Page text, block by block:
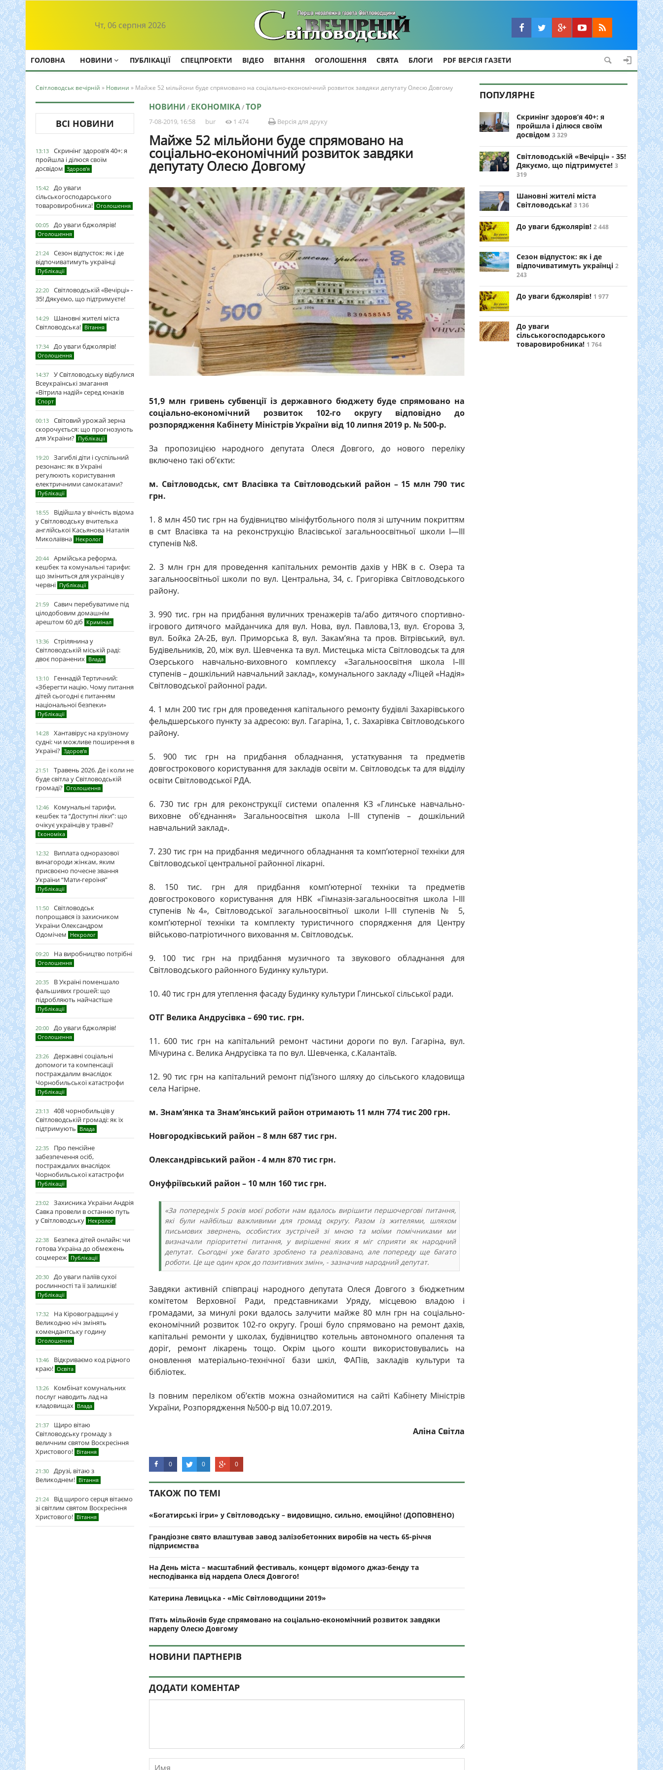
Чт, 06 серпня 2026
ГОЛОВНА НОВИНИ ПУБЛІКАЦІЇ СПЕЦПРОЕКТИ ВІДЕО ВІТАННЯ ОГОЛОШЕННЯ СВЯТА БЛОГИ PDF ВЕРСІЯ ГАЗЕТИ
Світловодськ вечірній » Новини » Майже 52 мільйони буде спрямовано на соціально-економічний розвиток завдяки депутату Олесю Довгому
ВСІ НОВИНИ
13:13
Скринінг здоров’я 40+: я
пройшла і ділюся своїм
досвідом Здоров'я
15:42
До уваги
сільськогосподарського
товаровиробника! Оголошення
00:05 До уваги бджолярів!
Оголошення
21:24
Сезон відпусток: як і де
відпочиватимуть українці
Публікації
22:20
Світловодській «Вечірці» -
35! Дякуємо, що підтримуєте!
14:29
Шановні жителі міста
Світловодська! Вітання
17:34 До уваги бджолярів!
Оголошення
14:37
У Світловодську відбулися
Всеукраїнські змагання
«Вітрила надій» серед юнаків
Спорт
00:13
Світовий урожай зерна
скорочується: що прогнозують
для України? Публікації
19:20
Загиблі діти і суспільний
резонанс: як в Україні
регулюють користування
електричними самокатами?
Публікації
18:55
Відійшла у вічність відома
у Світловодську вчителька
англійської Касьянова Наталія
Миколаївна Некролог
20:44
Армійська реформа,
кешбек та комунальні тарифи:
що зміниться для українців у
червні Публікації
21:59
Савич перебуватиме під
цілодобовим домашнім
арештом 60 діб Кримінал
13:36
Стрілянина у
Світловодській міській раді:
двоє поранених Влада
13:10
Геннадій Тертичний:
«Зберегти націю. Чому питання
дітей сьогодні є питанням
національної безпеки»
Публікації
14:28
Хантавірус на круїзному
судні: чи можливе поширення в
Україні? Здоров'я
21:51
Травень 2026. Де і коли не
буде світла у Світловодській
громаді? Оголошення
12:46
Комунальні тарифи,
кешбек та “Доступні ліки”: що
очікує українців у травні?
Економіка
12:32
Виплата одноразової
винагороди жінкам, яким
присвоєно почесне звання
України “Мати-героїня”
Публікації
11:50
Світловодськ
попрощався із захисником
України Олександром
Одомічем Некролог
09:20 На виробництво потрібні
Оголошення
20:35
В Україні поменшало
фальшивих грошей: що
підробляють найчастіше
Публікації
20:00 До уваги бджолярів!
Оголошення
23:26
Державні соціальні
допомоги та компенсації
постраждалим внаслідок
Чорнобильської катастрофи
Публікації
23:13
408 чорнобильців у
Світловодській громаді: як їх
підтримують Влада
22:35
Про пенсійне
забезпечення осіб,
постраждалих внаслідок
Чорнобильської катастрофи
Публікації
23:02
Захисника України Андрія
Савка провели в останню путь
у Світловодську Некролог
22:38
Безпека дітей онлайн: чи
готова Україна до обмежень
соцмереж Публікації
20:30
До уваги паліїв сухої
рослинності та її залишків!
Публікації
17:32
На Кіровоградщині у
Великодню ніч змінять
комендантську годину
Оголошення
13:46
Відкриваємо код рідного
краю! Освіта
13:26
Комбінат комунальних
послуг наводить лад на
кладовищах Влада
21:37
Щиро вітаю
Світловодську громаду з
величним святом Воскресіння
Христового! Вітання
21:30
Друзі, вітаю з
Великоднем! Вітання
21:24
Від щирого серця вітаємо
зі світлим святом Воскресіння
Христового! Вітання
НОВИНИ / ЕКОНОМІКА/TOP
7-08-2019, 16:58 bur 1 474 Версія для друку
Майже 52 мільйони буде спрямовано на
соціально-економічний розвиток завдяки
депутату Олесю Довгому
51,9 млн гривень субвенції із державного бюджету буде спрямовано на
соціально-економічний розвиток 102-го округу відповідно до
розпорядження Кабінету Міністрів України від 10 липня 2019 р. № 500-р.
За пропозицією народного депутата Олеся Довгого, до нового переліку
включено такі об’єкти:
м. Світловодськ, смт Власівка та Світловодський район – 15 млн 790 тис
грн.
1. 8 млн 450 тис грн на будівництво мініфутбольного поля зі штучним покриттям
в смт Власівка та на реконструкцію Власівської загальноосвітньої школи I—III
ступенів №8.
2. 3 млн грн для проведення капітальних ремонтів дахів у НВК в с. Озера та
загальноосвітньої школи по вул. Центральна, 34, с. Григорівка Світловодського
району.
3. 990 тис. грн на придбання вуличних тренажерів та/або дитячого спортивно-
ігрового дитячого майданчика для вул. Нова, вул. Павлова,13, вул. Єгорова 3,
вул. Бойка 2А-2Б, вул. Приморська 8, вул. Закам’яна та пров. Вітрівський, вул.
Будівельників, 20, між вул. Шевченка та вул. Мистецька міста Світловодськ та для
Озерського навчально-виховного комплексу «Загальноосвітня школа I–III
ступенів – дошкільний навчальний заклад», комунального закладу «Ліцей «Надія»
Світловодської районної ради.
4. 1 млн 200 тис грн для проведення капітального ремонту будівлі Захарівського
фельдшерського пункту за адресою: вул. Гагаріна, 1, с. Захарівка Світловодського
району.
5. 900 тис грн на придбання обладнання, устаткування та предметів
довгострокового користування для закладів освіти м. Світловодськ та для відділу
освіти Світловодської РДА.
6. 730 тис грн для реконструкції системи опалення КЗ «Глинське навчально-
виховне об’єднання» Загальноосвітня школа I–III ступенів – дошкільний
навчальний заклад».
7. 230 тис грн на придбання медичного обладнання та комп’ютерної техніки для
Світловодської центральної районної лікарні.
8. 150 тис. грн для придбання комп’ютерної техніки та предметів
довгострокового користування для НВК «Гімназія-загальноосвітня школа I–III
ступенів №4», Світловодської загальноосвітньої школи I–III ступенів № 5,
комп’ютерної техніки та комплекту туристичного спорядження для Центру
військово-патріотичного виховання м. Світловодськ.
9. 100 тис грн на придбання музичного та звукового обладнання для
Світловодського районного Будинку культури.
10. 40 тис грн для утеплення фасаду Будинку культури Глинської сільської ради.
ОТГ Велика Андрусівка – 690 тис. грн.
11. 600 тис грн на капітальний ремонт частини дороги по вул. Гагаріна, вул.
Мічурина с. Велика Андрусівка та по вул. Шевченка, с.Калантаїв.
12. 90 тис грн на капітальний ремонт під’їзного шляху до сільського кладовища
села Нагірне.
м. Знам’янка та Знам’янський район отримають 11 млн 774 тис 200 грн.
Новгородківський район – 8 млн 687 тис грн.
Олександрівський район - 4 млн 870 тис грн.
Онуфріївський район – 10 млн 160 тис грн.
«За попередніх 5 років моєї роботи нам вдалось вирішити першочергові питання,
які були найбільш важливими для громад округу. Разом із жителями, шляхом
письмових звернень, особистих зустрічей зі мною та моїми помічниками ми
визначали пріоритетні питання, у вирішенні яких я міг сприяти як народний
депутат. Сьогодні уже багато зроблено та реалізовано, але попереду ще багато
роботи. Це ще один крок до позитивних змін», - зазначив народний депутат.
Завдяки активній співпраці народного депутата Олеся Довгого з бюджетним
комітетом Верховної Ради, представниками Уряду, місцевою владою і
громадами, за минулі роки вдалось залучити майже 80 млн грн на соціально-
економічний розвиток 102-го округу. Гроші було спрямовано на ремонт дахів,
капітальні ремонти у школах, будівництво котельнь автономного опалення та
доріг, ремонт лікарень тощо. Окрім цього кошти використовувались на
оновлення матеріально-технічної бази шкіл, ФАПів, закладів культури та
бібліотек.
Із повним переліком об’єктів можна ознайомитися на сайті Кабінету Міністрів
України, Розпорядження №500-р від 10.07.2019.
Аліна Світла
0 0 0
ТАКОЖ ПО ТЕМІ
«Богатирські ігри» у Світловодську – видовищно, сильно, емоційно! (ДОПОВНЕНО)
Грандіозне свято влаштував завод залізобетонних виробів на честь 65-річчя
підприємства
На День міста – масштабний фестиваль, концерт відомого джаз-бенду та
несподіванка від нардепа Олеся Довгого!
Катерина Левицька - «Міс Світловодщини 2019»
П’ять мільйонів буде спрямовано на соціально-економічний розвиток завдяки
нардепу Олесю Довгому
НОВИНИ ПАРТНЕРІВ
ДОДАТИ КОМЕНТАР
ПОПУЛЯРНЕ
Скринінг здоров’я 40+: я
пройшла і ділюся своїм
досвідом 3 329
Світловодській «Вечірці» - 35!
Дякуємо, що підтримуєте! 3
319
Шановні жителі міста
Світловодська! 3 136
До уваги бджолярів! 2 448
Сезон відпусток: як і де
відпочиватимуть українці 2
243
До уваги бджолярів! 1 977
До уваги
сільськогосподарського
товаровиробника! 1 764